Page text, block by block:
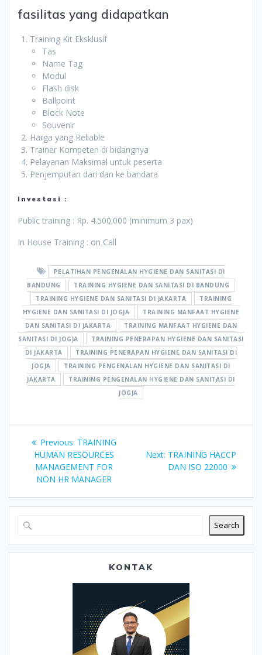
fasilitas yang didapatkan
Training Kit Eksklusif
Tas
Name Tag
Modul
Flash disk
Ballpoint
Block Note
Souvenir
Harga yang Reliable
Trainer Kompeten di bidangnya
Pelayanan Maksimal untuk peserta
Penjemputan dari dan ke bandara
Investasi :
Public training : Rp. 4.500.000 (minimum 3 pax)
In House Training : on Call
PELATIHAN PENGENALAN HYGIENE DAN SANITASI DI
BANDUNG
TRAINING HYGIENE DAN SANITASI DI BANDUNG
TRAINING HYGIENE DAN SANITASI DI JAKARTA
TRAINING
HYGIENE DAN SANITASI DI JOGJA
TRAINING MANFAAT HYGIENE
DAN SANITASI DI JAKARTA
TRAINING MANFAAT HYGIENE DAN
SANITASI DI JOGJA
TRAINING PENERAPAN HYGIENE DAN SANITASI
DI JAKARTA
TRAINING PENERAPAN HYGIENE DAN SANITASI DI
JOGJA
TRAINING PENGENALAN HYGIENE DAN SANITASI DI
JAKARTA
TRAINING PENGENALAN HYGIENE DAN SANITASI DI
JOGJA
Post
navigation
Previous: Previous
post:
TRAINING
HUMAN RESOURCES
MANAGEMENT FOR
NON HR MANAGER
Next: Next
post:
TRAINING HACCP
DAN ISO 22000
Search
KONTAK